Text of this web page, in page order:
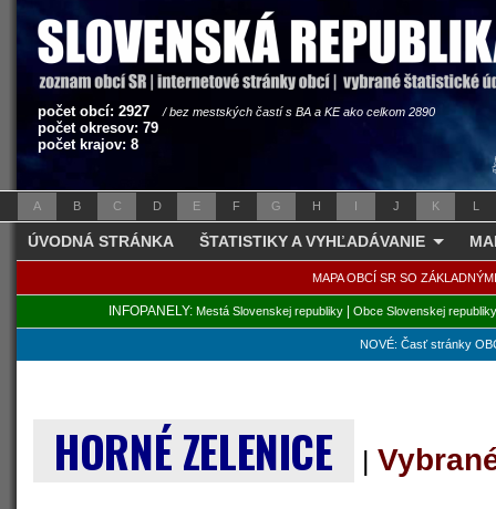
počet obcí: 2927 / bez mestských častí s BA a KE ako celkom 2890
počet okresov: 79
počet krajov: 8
A B C D E F G H I J K L
ÚVODNÁ STRÁNKA ŠTATISTIKY A VYHĽADÁVANIE
MAPA OBCÍ SR SO
INFOPANELY: Mestá Slovenskej republiky| Obce Slovenskej republiky
NOVÉ: Časť stránky
HORNÉ ZELENICE |